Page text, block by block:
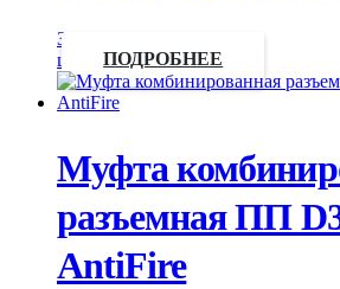
Запросить
цену
ПОДРОБНЕЕ
Муфта
разъемная ПП
AntiFire